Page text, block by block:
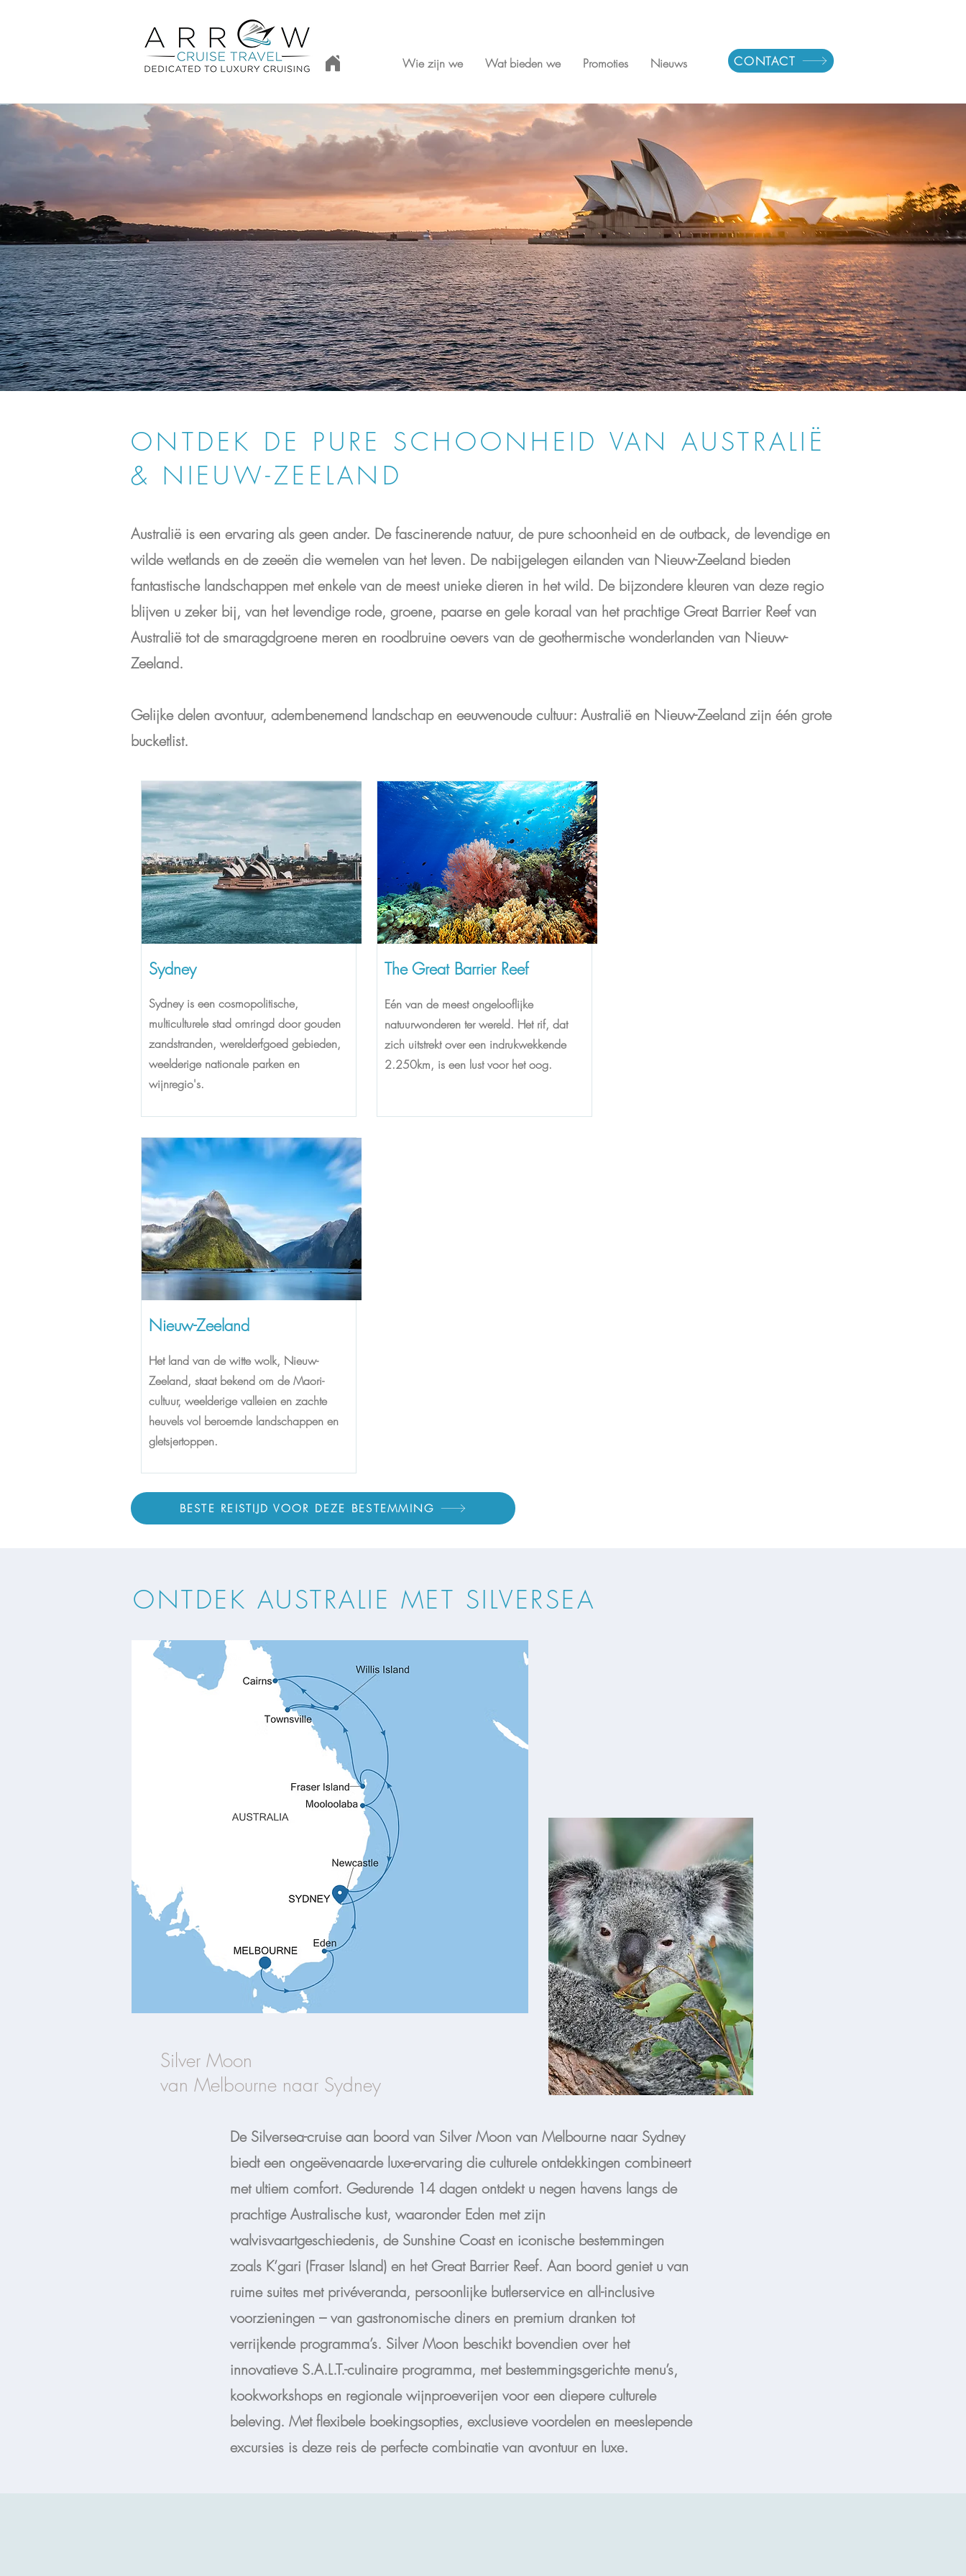
Wie zijn we Wat bieden we Promoties Nieuws CONTACT
ONTDEK DE PURE SCHOONHEID VAN AUSTRALIË
& NIEUW-ZEELAND
Australië is een ervaring als geen ander. De fascinerende natuur, de pure schoonheid en de outback, de levendige en
wilde wetlands en de zeeën die wemelen van het leven. De nabijgelegen eilanden van Nieuw-Zeeland bieden
fantastische landschappen met enkele van de meest unieke dieren in het wild. De bijzondere kleuren van deze regio
blijven u zeker bij, van het levendige rode, groene, paarse en gele koraal van het prachtige Great Barrier Reef van
Australië tot de smaragdgroene meren en roodbruine oevers van de geothermische wonderlanden van Nieuw-
Zeeland.
Gelijke delen avontuur, adembenemend landschap en eeuwenoude cultuur: Australië en Nieuw-Zeeland zijn één grote
bucketlist.
Sydney
Sydney is een cosmopolitische,
multiculturele stad omringd door gouden
zandstranden, werelderfgoed gebieden,
weelderige nationale parken en
wijnregio's.
The Great Barrier Reef
Eén van de meest ongelooflijke
natuurwonderen ter wereld. Het rif, dat
zich uitstrekt over een indrukwekkende
2.250km, is een lust voor het oog.
Nieuw-Zeeland
Het land van de witte wolk, Nieuw-
Zeeland, staat bekend om de Maori-
cultuur, weelderige valleien en zachte
heuvels vol beroemde landschappen en
gletsjertoppen.
BESTE REISTIJD VOOR DEZE BESTEMMING
ONTDEK AUSTRALIE MET SILVERSEA
Silver Moon
van Melbourne naar Sydney
​De Silversea-cruise aan boord van Silver Moon van Melbourne naar Sydney
biedt een ongeëvenaarde luxe-ervaring die culturele ontdekkingen combineert
met ultiem comfort. Gedurende 14 dagen ontdekt u negen havens langs de
prachtige Australische kust, waaronder Eden met zijn
walvisvaartgeschiedenis, de Sunshine Coast en iconische bestemmingen
zoals K’gari (Fraser Island) en het Great Barrier Reef. Aan boord geniet u van
ruime suites met privéveranda, persoonlijke butlerservice en all-inclusive
voorzieningen – van gastronomische diners en premium dranken tot
verrijkende programma’s. Silver Moon beschikt bovendien over het
innovatieve S.A.L.T.-culinaire programma, met bestemmingsgerichte menu’s,
kookworkshops en regionale wijnproeverijen voor een diepere culturele
beleving. Met flexibele boekingsopties, exclusieve voordelen en meeslepende
excursies is deze reis de perfecte combinatie van avontuur en luxe.